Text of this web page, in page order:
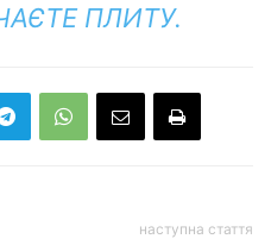
ПЛИТУ.
наступна стаття